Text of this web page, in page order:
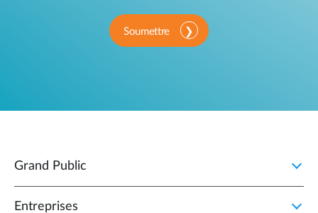
Soumettre
Grand Public
Entreprises